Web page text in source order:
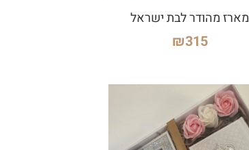
מארז מהודר לבת ישראל
₪315